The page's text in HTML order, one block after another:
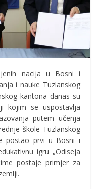
nacija u Bosni i
i nauke Tuzlanskog
kantona danas su
kojim se uspostavlja
putem učenja
škole Tuzlanskog
postao prvi u Bosni i
igru „Odiseja
postaje primjer za